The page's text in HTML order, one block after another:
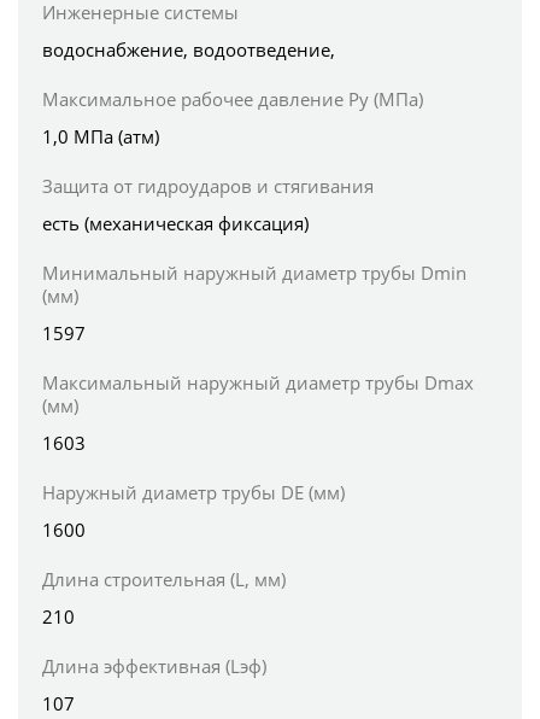
Инженерные системы
водоснабжение, водоотведение,
Максимальное рабочее давление Ру (МПа)
1,0 МПа (атм)
Защита от гидроударов и стягивания
есть (механическая фиксация)
Минимальный наружный диаметр трубы Dmin
(мм)
1597
Максимальный наружный диаметр трубы Dmax
(мм)
1603
Наружный диаметр трубы DE (мм)
1600
Длина строительная (L, мм)
210
Длина эффективная (Lэф)
107